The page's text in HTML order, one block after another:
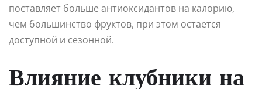
поставляет больше антиоксидантов на калорию,
чем большинство фруктов, при этом остается
доступной и сезонной.
Влияние клубники на